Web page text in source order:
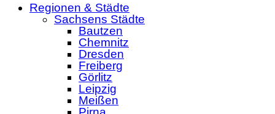
Regionen & Städte
Sachsens Städte
Bautzen
Chemnitz
Dresden
Freiberg
Görlitz
Leipzig
Meißen